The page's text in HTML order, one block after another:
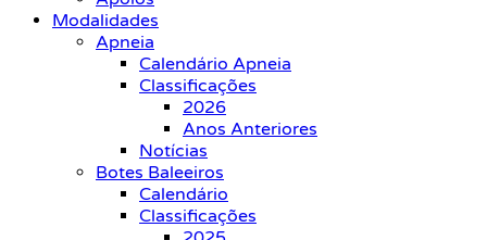
Modalidades
Apneia
Calendário Apneia
Classificações
2026
Anos Anteriores
Notícias
Botes Baleeiros
Calendário
Classificações